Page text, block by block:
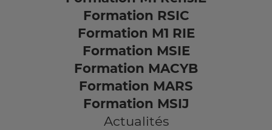
Formation RSIC
Formation M1 RIE
Formation MSIE
Formation MACYB
Formation MARS
Formation MSIJ
Actualités